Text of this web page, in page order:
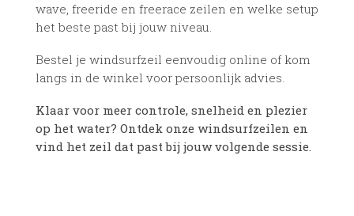
wave, freeride en freerace zeilen en welke setup
het beste past bij jouw niveau.
Bestel je windsurfzeil eenvoudig online of kom
langs in de winkel voor persoonlijk advies.
Klaar voor meer controle, snelheid en plezier
op het water? Ontdek onze windsurfzeilen en
vind het zeil dat past bij jouw volgende sessie.